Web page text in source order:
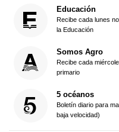
Educación
Recibe cada lunes
la Educación
Somos Agro
Recibe cada
primario
5 océanos
Boletín diario para
baja velocidad)